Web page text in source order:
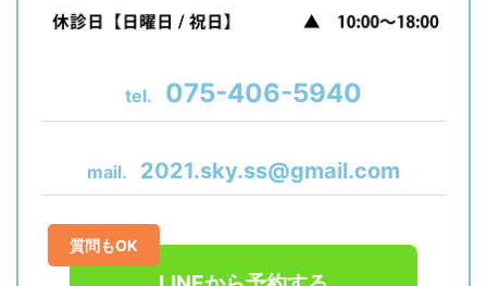
tel. 075-406-5940
mail. 2021.sky.ss@gmail.com
質問もOK